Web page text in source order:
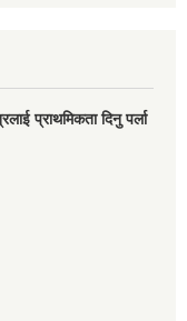
प्राथमिकता दिनु पर्ला